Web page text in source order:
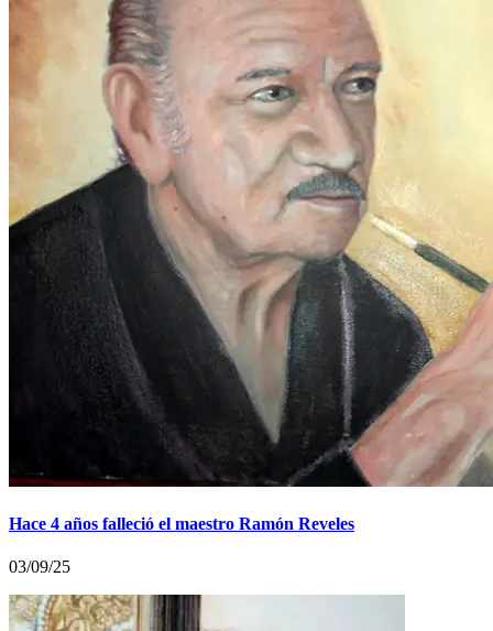
Hace 4 años falleció el maestro Ramón Reveles
03/09/25